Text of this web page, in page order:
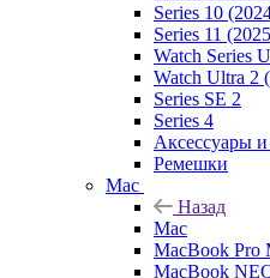
Series 10
Series 11
Watch Series
Watch Ultra 2
Series SE 2
Series 4
Аксессуары и
Ремешки
Mac
Назад
Mac
MacBook Pro
MacBook